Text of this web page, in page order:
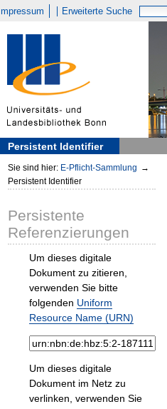
Impressum Erweiterte Suche
Persistent Identifier
Sie sind hier: E-Pflicht-Sammlung →
Persistent Identifier
Persistente
Referenzierungen
Um dieses digitale
Dokument zu zitieren,
verwenden Sie bitte
folgenden Uniform
Resource Name (URN)
Um dieses digitale
Dokument im Netz zu
verlinken, verwenden Sie